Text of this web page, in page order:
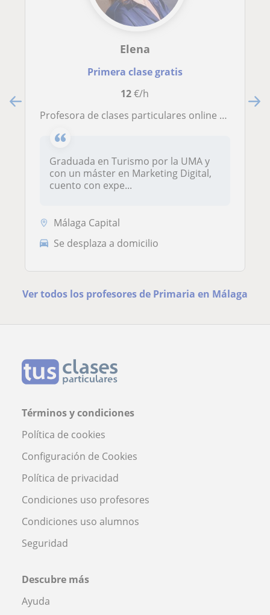
Elena
Primera clase gratis
12€/h
Profesora de clases particulares online o en Málaga
Graduada en Turismo por la UMA y
con un máster en Marketing Digital,
cuento con expe...
Málaga Capital
Se desplaza a domicilio
Ver todos los profesores de Primaria en Málaga
Términos y condiciones
Política de cookies
Configuración de Cookies
Política de privacidad
Condiciones uso profesores
Condiciones uso alumnos
Seguridad
Descubre más
Ayuda